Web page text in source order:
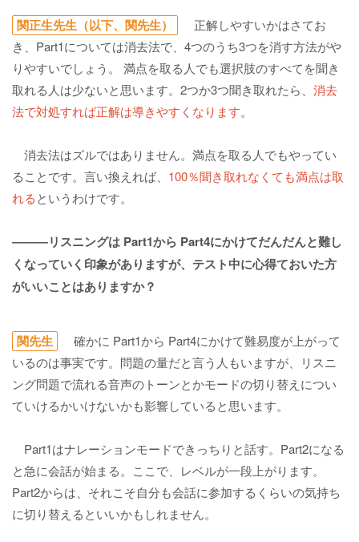
関正生先生（以下、関先生）
正解しやすいかはさてお
き、Part1については消去法で、4つのうち3つを消す方法がや
りやすいでしょう。 満点を取る人でも選択肢のすべてを聞き
取れる人は少ないと思います。2つか3つ聞き取れたら、 消去
法で対処すれば正解は導きやすくなります。
消去法はズルではありません。満点を取る人でもやってい
ることです。言い換えれば、 100％聞き取れなくても満点は取
れるというわけです。
―――リスニングは Part1から Part4にかけてだんだんと難し
くなっていく印象がありますが、テスト中に心得ておいた方
がいいことはありますか？
関先生
確かに Part1から Part4にかけて難易度が上がって
いるのは事実です。問題の量だと言う人もいますが、リスニ
ング問題で流れる音声のトーンとかモードの切り替えについ
ていけるかいけないかも影響していると思います。
Part1はナレーションモードできっちりと話す。Part2になる
と急に会話が始まる。ここで、レベルが一段上がります。
Part2からは、それこそ自分も会話に参加するくらいの気持ち
に切り替えるといいかもしれません。